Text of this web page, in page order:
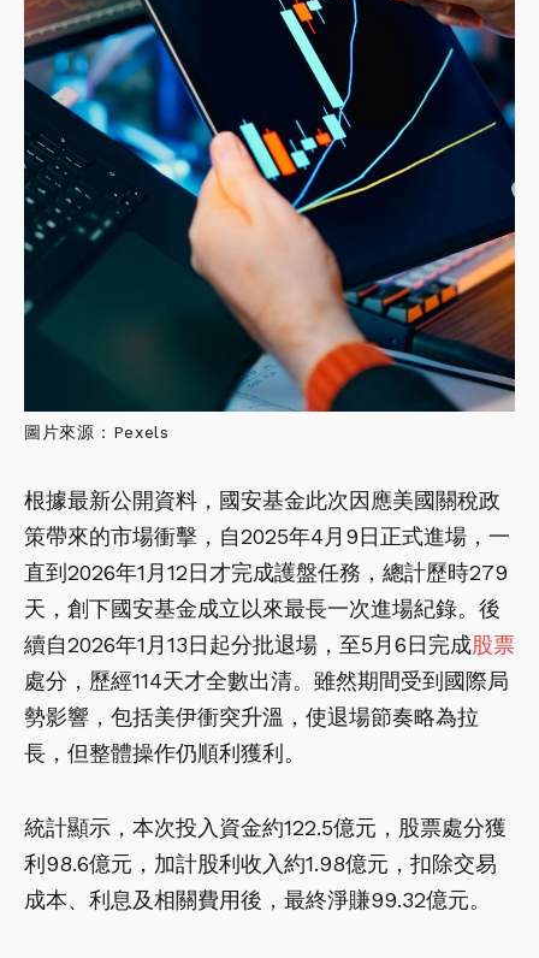
圖片來源：Pexels
根據最新公開資料，國安基金此次因應美國關稅政
策帶來的市場衝擊，自2025年4月9日正式進場，一
直到2026年1月12日才完成護盤任務，總計歷時279
天，創下國安基金成立以來最長一次進場紀錄。後
續自2026年1月13日起分批退場，至5月6日完成股票
處分，歷經114天才全數出清。雖然期間受到國際局
勢影響，包括美伊衝突升溫，使退場節奏略為拉
長，但整體操作仍順利獲利。
統計顯示，本次投入資金約122.5億元，股票處分獲
利98.6億元，加計股利收入約1.98億元，扣除交易
成本、利息及相關費用後，最終淨賺99.32億元。